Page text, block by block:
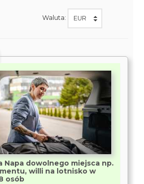
Waluta:
Napa dowolnego miejsca np.
willi na lotnisko w
osób